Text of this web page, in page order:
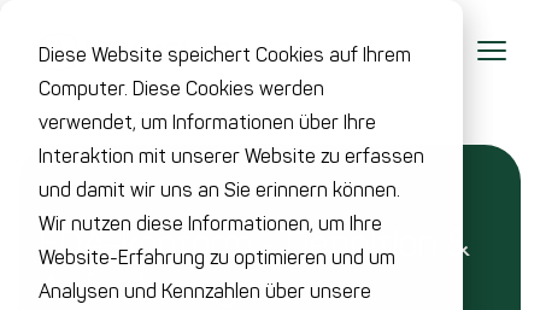
Diese Website speichert Cookies auf Ihrem
Computer. Diese Cookies werden
verwendet, um Informationen über Ihre
Interaktion mit unserer Website zu erfassen
und damit wir uns an Sie erinnern können.
Wir nutzen diese Informationen, um Ihre
Website-Erfahrung zu optimieren und um
Analysen und Kennzahlen über unsere
FDA-konform - Definition &
Anforderungen